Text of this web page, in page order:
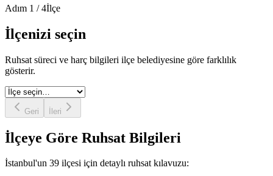
Adım 1 /4İlçe
İlçenizi seçin
Ruhsat süreci ve harç bilgileri ilçe belediyesine göre farklılık
gösterir.
Geri İleri
İlçeye Göre Ruhsat Bilgileri
İstanbul'un 39 ilçesi için detaylı ruhsat kılavuzu: